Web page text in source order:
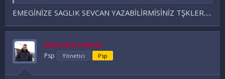
EMEGİNİZE SAGLIK SEVCAN YAZABİLİRMİSİNİZ TŞKLER.....
Mustafa Kemal
Psp Yönetici Psp